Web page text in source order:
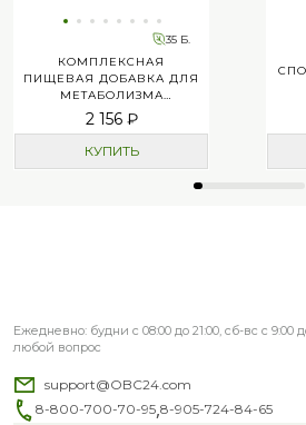
35 Б.
КОМПЛЕКСНАЯ
ПИЩЕВАЯ ДОБАВКА ДЛЯ
МЕТАБОЛИЗМА
«ФОСФОЛИПИДНЫЙ
ФАКТОР»
2 156 ₽
КУПИТЬ
Ежедневно: будни с 08:00 до 21:00, сб-вс с 9:00
любой вопрос
support@OBC24.com
8-800-700-70-95,8-905-724-84-65